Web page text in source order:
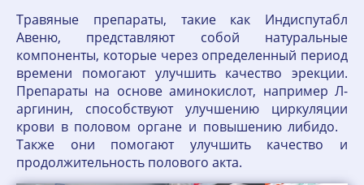
Травяные препараты, такие как Индиспутабл
Авеню, представляют собой натуральные
компоненты, которые через определенный период
времени помогают улучшить качество эрекции.
Препараты на основе аминокислот, например Л-
аргинин, способствуют улучшению циркуляции
крови в половом органе и повышению либидо.
Также они помогают улучшить качество и
продолжительность полового акта.